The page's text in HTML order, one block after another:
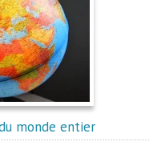
monde entier